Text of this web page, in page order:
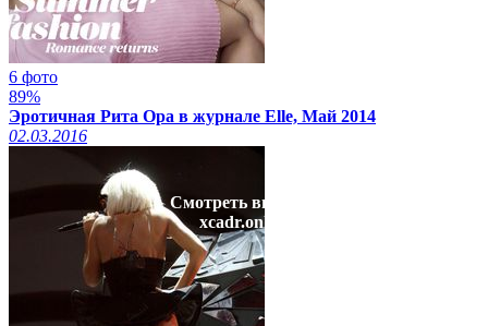
Смотреть видео на
xcadr.online
6 фото
89%
Эротичная Рита Ора в журнале Elle, Май 2014
02.03.2016